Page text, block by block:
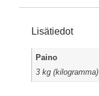
Lisätiedot
Paino
3 kg (kilogramma)